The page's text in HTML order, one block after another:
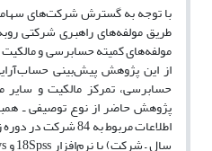
با توجه به گسترش شرکت‌های
طریق مولفه‌های راهبری شرکتی
مولفه‌های کمیته حسابرسی و
از این پژوهش پیش‌بینی
حسابرسی، تمرکز مالکیت و سایر
پژوهش حاضر از نوع توصیفی ـ